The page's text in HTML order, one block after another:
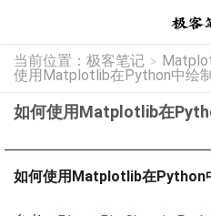
当前位置： 极客笔记 >
使用Matplotlib在Python中绘
如何使用Matplotlib在
如何使用Matplotlib在Python